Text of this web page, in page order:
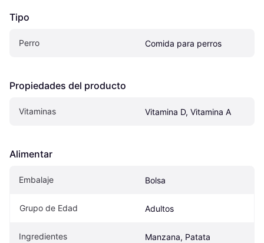
Tipo
Perro Comida para perros
Propiedades del producto
Vitaminas Vitamina D, Vitamina A
Alimentar
Embalaje Bolsa
Grupo de Edad Adultos
Ingredientes Manzana, Patata